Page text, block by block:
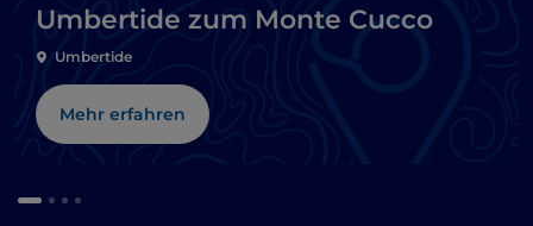
Umbertide zum Monte Cucco
Umbertide
Mehr erfahren